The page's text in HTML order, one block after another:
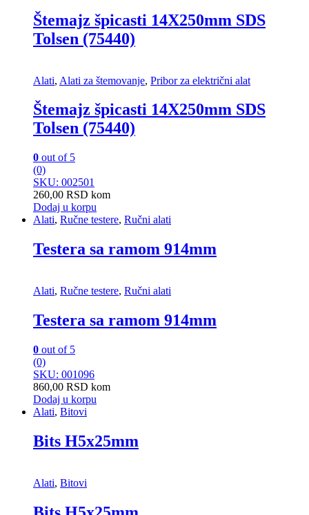
Štemajz špicasti 14X250mm SDS
Tolsen (75440)
Alati, Alati za štemovanje, Pribor za električni alat
Štemajz špicasti 14X250mm SDS
Tolsen (75440)
0 out of 5
(0)
SKU: 002501
260,00 RSD kom
Dodaj u korpu
Alati, Ručne testere, Ručni alati
Testera sa ramom 914mm
Alati, Ručne testere, Ručni alati
Testera sa ramom 914mm
0 out of 5
(0)
SKU: 001096
860,00 RSD kom
Dodaj u korpu
Alati, Bitovi
Bits H5x25mm
Alati, Bitovi